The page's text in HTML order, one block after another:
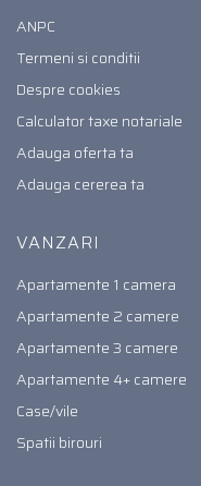
ANPC
Termeni si conditii
Despre cookies
Calculator taxe notariale
Adauga oferta ta
Adauga cererea ta
VANZARI
Apartamente 1 camera
Apartamente 2 camere
Apartamente 3 camere
Apartamente 4+ camere
Case/vile
Spatii birouri